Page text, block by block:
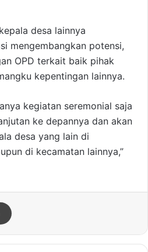
desa lainnya
mengembangkan potensi,
OPD terkait baik pihak
kepentingan lainnya.
kegiatan seremonial saja
ke depannya dan akan
desa yang lain di
di kecamatan lainnya,”